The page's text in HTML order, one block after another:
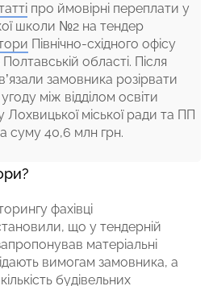
про ймовірні переплати у
школи №2 на тендер
Північно-східного офісу
області. Після
замовника розірвати
між відділом освіти
Лохвицької міської ради та ПП
суму 40,6 млн грн.
фахівці
що у тендерній
матеріальні
вимогам замовника, а
будівельних